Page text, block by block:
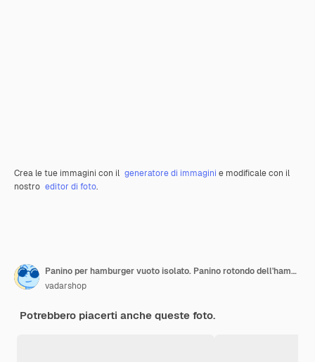
Crea le tue immagini con il generatore di immagini e modificale con il
nostro editor di foto.
Panino per hamburger vuoto isolato. Panino rotondo dell'hamburger classico dell'alimento americano con sesamo isolato a fondo bianco. Panino per hamburger senza ingredienti. Strati tostati arrostiti del panino dell'hamburger che volano al bianco.
vadarshop
Potrebbero piacerti anche queste foto.